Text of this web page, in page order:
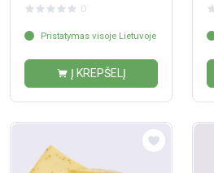
0
Pristatymas visoje Lietuvoje
Į KREPŠELĮ